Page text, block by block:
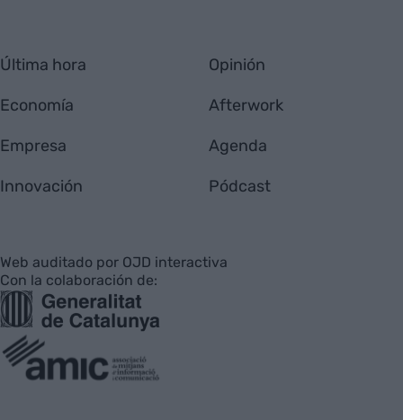
Última hora
Economía
Empresa
Innovación
Opinión
Afterwork
Agenda
Pódcast
Web auditado por OJD interactiva
Con la colaboración de: